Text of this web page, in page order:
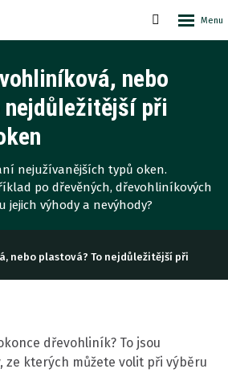
nebo
nejdůležitější při
nejužívanějších typů oken.
po dřevěných, dřevohliníkových
jejich výhody a nevýhody?
nebo plastová? To nejdůležitější při
dřevohliník? To jsou
ze kterých můžete volit při výběru